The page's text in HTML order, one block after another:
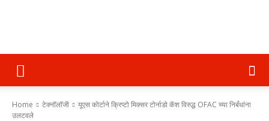
पुणे
२४
Home टेक्नॉलॉजी
यूएस कोर्टाने क्रिप्टो मिक्सर टोर्नाडो कॅश विरुद्ध OFAC च्या निर्बंधांना
उलटवले